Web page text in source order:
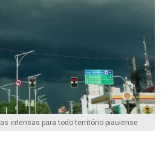
intensas para todo território piauiense